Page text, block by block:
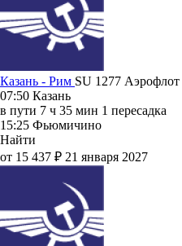
Казань - Рим SU 1277 Аэрофлот
07:50 Казань
в пути 7 ч 35 мин 1 пересадка
15:25 Фьюмичино
Найти
от 15 437 ₽ 21 января 2027